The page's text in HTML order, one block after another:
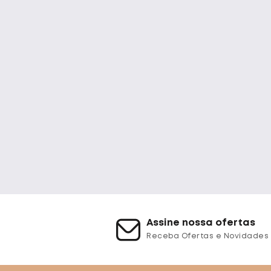
Assine nossa ofertas
Receba Ofertas e Novidades